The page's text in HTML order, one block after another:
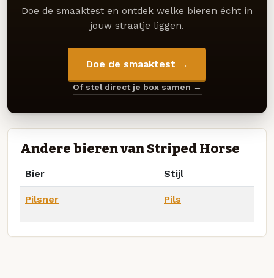
Doe de smaaktest en ontdek welke bieren écht in
jouw straatje liggen.
Doe de smaaktest →
Of stel direct je box samen →
Andere bieren van Striped Horse
Bier Stijl
Pilsner Pils